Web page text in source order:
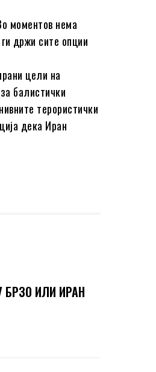
моментов нема
држи сите опции
цели на
балистички
терористички
дека Иран
БРЗО ИЛИ ИРАН